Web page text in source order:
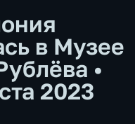
в Музее
•
2023